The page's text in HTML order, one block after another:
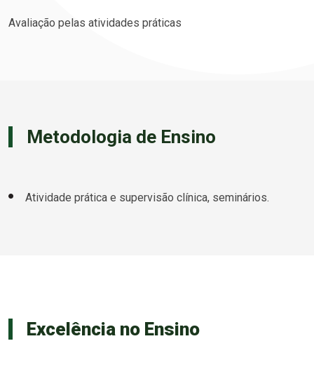
Avaliação pelas atividades práticas
Metodologia de Ensino
Atividade prática e supervisão clínica, seminários.
Excelência no Ensino